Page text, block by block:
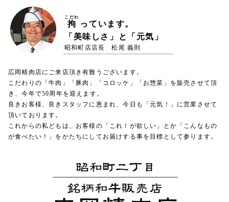
拘
こだわ
っています。
「美味しさ」と「元気」
昭和町店店長 松尾 義則
広岡精肉店にご来店頂き有難うございます。
こだわりの「牛肉」「豚肉」「コロッケ」「お惣菜」を販売させて頂
き、今年で50周年を迎えます。
良きお客様、良きスタッフに恵まれ、今日も「元気！」に営業させて
頂いております。
これからの私どもは、お客様の「これ！が欲しい」とか「こんなもの
が食べたい！」をかたちにしてお届けする事を目標として参ります。